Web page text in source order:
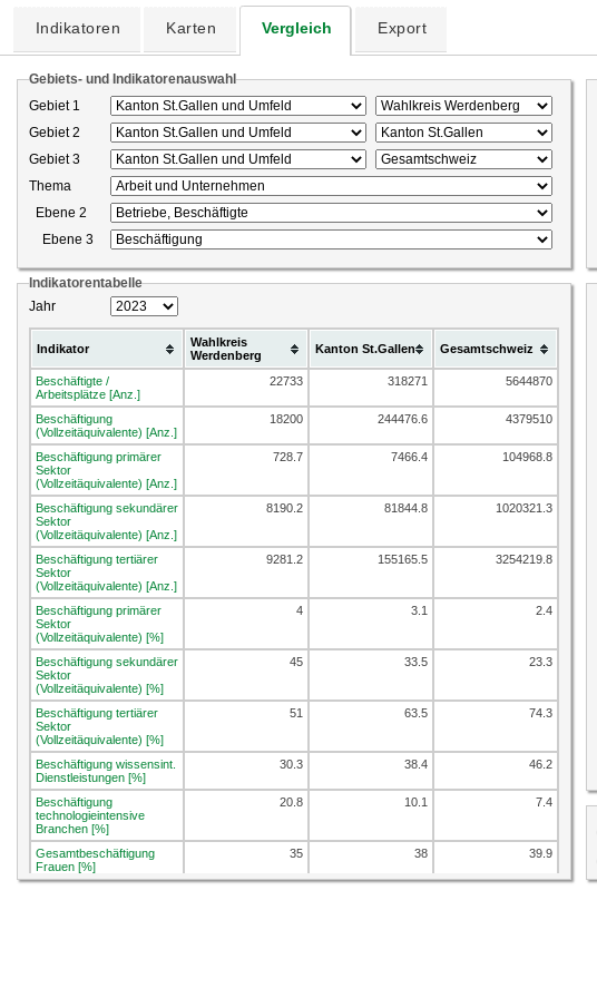
Indikatoren Karten Vergleich Export
Gebiets- und Indikatorenauswahl
Gebiet 1
Gebiet 2
Gebiet 3
Thema
Ebene 2
Ebene 3
Indikatorentabelle
Jahr
Indikator
Wahlkreis
Werdenberg
Kanton St.Gallen Gesamtschweiz
Beschäftigte /
Arbeitsplätze [Anz.]
22733 318271 5644870
Beschäftigung
(Vollzeitäquivalente) [Anz.]
18200 244476.6 4379510
Beschäftigung primärer
Sektor
(Vollzeitäquivalente) [Anz.]
728.7 7466.4 104968.8
Beschäftigung sekundärer
Sektor
(Vollzeitäquivalente) [Anz.]
8190.2 81844.8 1020321.3
Beschäftigung tertiärer
Sektor
(Vollzeitäquivalente) [Anz.]
9281.2 155165.5 3254219.8
Beschäftigung primärer
Sektor
(Vollzeitäquivalente) [%]
4 3.1 2.4
Beschäftigung sekundärer
Sektor
(Vollzeitäquivalente) [%]
45 33.5 23.3
Beschäftigung tertiärer
Sektor
(Vollzeitäquivalente) [%]
51 63.5 74.3
Beschäftigung wissensint.
Dienstleistungen [%]
30.3 38.4 46.2
Beschäftigung
technologieintensive
Branchen [%]
20.8 10.1 7.4
Gesamtbeschäftigung
Frauen [%]
35 38 39.9